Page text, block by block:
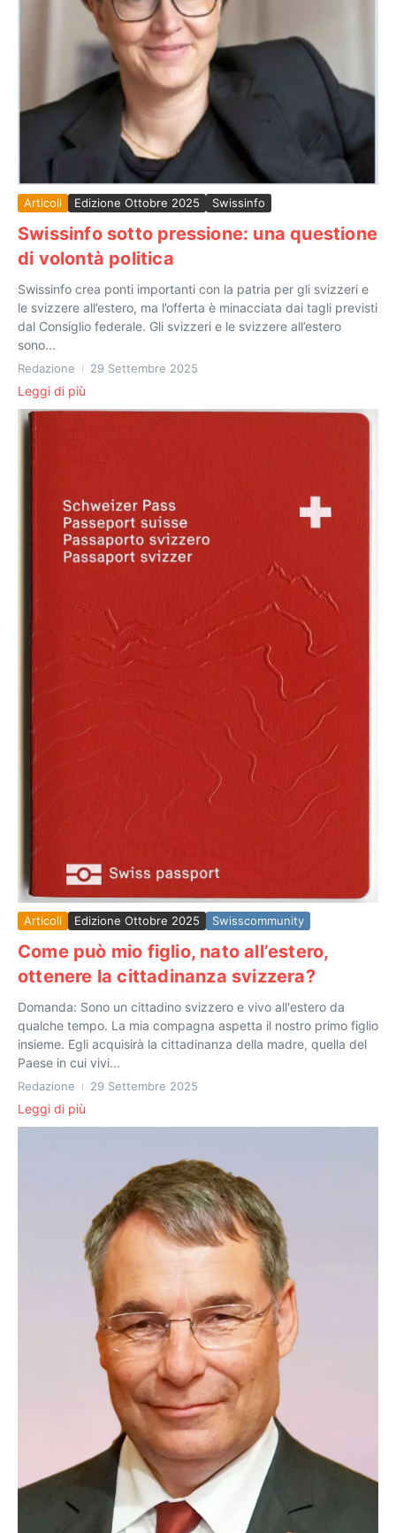
Articoli Edizione Ottobre 2025 Swissinfo
Swissinfo sotto pressione: una questione
di volontà politica
Swissinfo crea ponti importanti con la patria per gli svizzeri e
le svizzere all’estero, ma l’offerta è minacciata dai tagli previsti
dal Consiglio federale. Gli svizzeri e le svizzere all’estero
sono...
Redazione 29 Settembre 2025
Leggi di più
Articoli Edizione Ottobre 2025 Swisscommunity
Come può mio figlio, nato all’estero,
ottenere la cittadinanza svizzera?
Domanda: Sono un cittadino svizzero e vivo all'estero da
qualche tempo. La mia compagna aspetta il nostro primo figlio
insieme. Egli acquisirà la cittadinanza della madre, quella del
Paese in cui vivi...
Redazione 29 Settembre 2025
Leggi di più